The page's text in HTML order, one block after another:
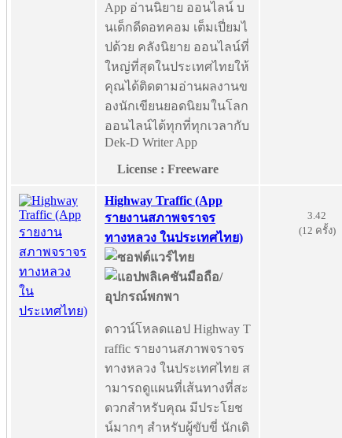
App อ่านนิยาย ออนไลน์ บ
นเด็กดีดอทคอม เต็มเปี่ยมไ
ปด้วย คลังนิยาย ออนไลน์ที่
ใหญ่ที่สุดในประเทศไทยให้
คุณได้ติดตามอ่านผลงานข
องนักเขียนยอดนิยมในโลก
ออนไลน์ได้ทุกที่ทุกเวลากับ
Dek-D Writer App
License : Freeware
Highway Traffic (App
รายงานสภาพจราจร
ทางหลวง ในประเทศไทย)
ดาวน์โหลดแอป Highway T
raffic รายงานสภาพจราจร
ทางหลวง ในประเทศไทย ส
ามารถดูแผนที่เส้นทางที่สะ
ดวกสำหรับคุณ มีประโยช
น์มากๆ สำหรับผู้ขับขี่ นักเดิ
3.42
(12 ครั้ง)